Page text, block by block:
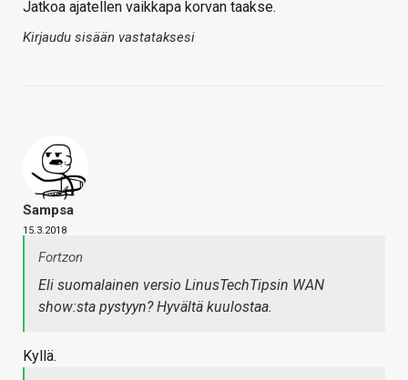
Jatkoa ajatellen vaikkapa korvan taakse.
Kirjaudu sisään vastataksesi
Sampsa
15.3.2018
Fortzon
Eli suomalainen versio LinusTechTipsin WAN
show:sta pystyyn? Hyvältä kuulostaa.
Kyllä.